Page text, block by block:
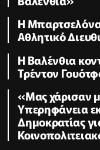
Η
Αθλητικό
Η Βαλένθια
Τρέντον
«Μας χάρισαν
Υπερηφάνεια
Δημοκρατίας